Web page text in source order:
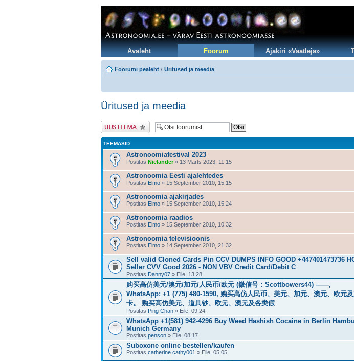
Avaleht Foorum Ajakiri «Vaatleja»
Foorumi pealeht ‹ Üritused ja meedia
Üritused ja meedia
Tee uus teema
TEEMASID
Astronoomiafestival 2023
Postitas Nielander» 13 Märts 2023, 11:15
Astronoomia Eesti ajalehtedes
Postitas Elmo » 15 September 2010, 15:15
Astronoomia ajakirjades
Postitas Elmo » 15 September 2010, 15:24
Astronoomia raadios
Postitas Elmo » 15 September 2010, 10:32
Astronoomia televisioonis
Postitas Elmo » 14 September 2010, 21:32
Sell valid Cloned Cards Pin CCV DUMPS INFO GOOD +447401473736
Seller CVV Good 2026 - NON VBV Credit Card/Debit C
Postitas Danny07 » Eile, 13:28
购买高仿美元/澳元/加元/人民币/欧元 (微信号：Scottbowers44) ——,
WhatsApp: +1 (775) 480-1590, 购买高仿人民币、美元、加元、澳元、欧元
卡。 购买高仿美元、道具钞、欧元、澳元及各类假
Postitas Ping Chan » Eile, 09:24
WhatsApp +1(581) 942-4296 Buy Weed Hashish Cocaine in Berlin
Munich Germany
Postitas penson » Eile, 08:17
Suboxone online bestellen/kaufen
Postitas catherine cathy001 » Eile, 05:05